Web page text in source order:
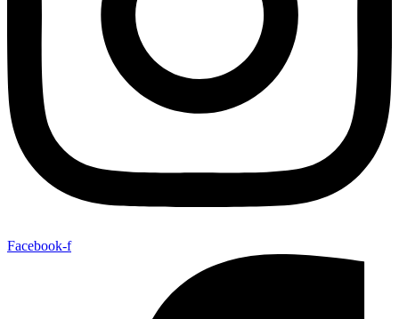
Facebook-f